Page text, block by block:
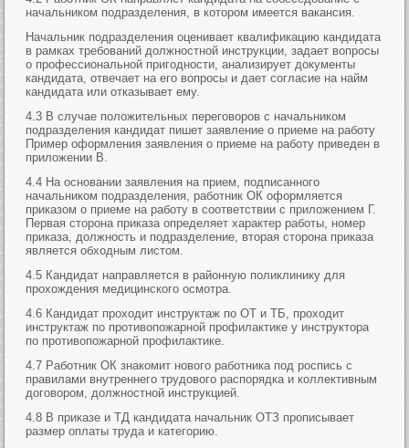
начальником подразделения, в котором имеется вакансия.
Начальник подразделения оценивает квалификацию кандидата
в рамках требований должностной инструкции, задает вопросы
о профессиональной пригодности, анализирует документы
кандидата, отвечает на его вопросы и дает согласие на найм
кандидата или отказывает ему.
4.3 В случае положительных переговоров с начальником
подразделения кандидат пишет заявление о приеме на работу
Пример оформления заявления о приеме на работу приведен в
приложении В.
4.4 На основании заявления на прием, подписанного
начальником подразделения, работник ОК оформляется
приказом о приеме на работу в соответствии с приложением Г.
Первая сторона приказа определяет характер работы, номер
приказа, должность и подразделение, вторая сторона приказа
является обходным листом.
4.5 Кандидат направляется в районную поликлинику для
прохождения медицинского осмотра.
4.6 Кандидат проходит инструктаж по ОТ и ТБ, проходит
инструктаж по противопожарной профилактике у инструктора
по противопожарной профилактике.
4.7 Работник ОК знакомит нового работника под роспись с
правилами внутреннего трудового распорядка и коллективным
договором, должностной инструкцией.
4.8 В приказе и ТД кандидата начальник ОТЗ прописывает
размер оплаты труда и категорию.